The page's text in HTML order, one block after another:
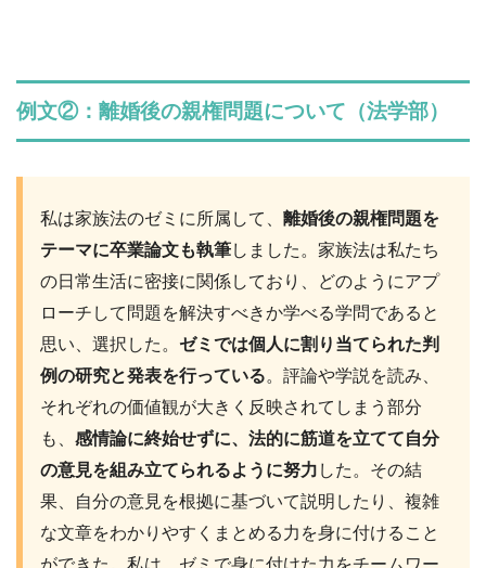
例文②：離婚後の親権問題について（法学部）
私は家族法のゼミに所属して、 離婚後の親権問題を
テーマに卒業論文も執筆しました。家族法は私たち
の日常生活に密接に関係しており、どのようにアプ
ローチして問題を解決すべきか学べる学問であると
思い、選択した。 ゼミでは個人に割り当てられた判
例の研究と発表を行っている。評論や学説を読み、
それぞれの価値観が大きく反映されてしまう部分
も、 感情論に終始せずに、法的に筋道を立てて自分
の意見を組み立てられるように努力 した。その結
果、自分の意見を根拠に基づいて説明したり、複雑
な文章をわかりやすくまとめる力を身に付けること